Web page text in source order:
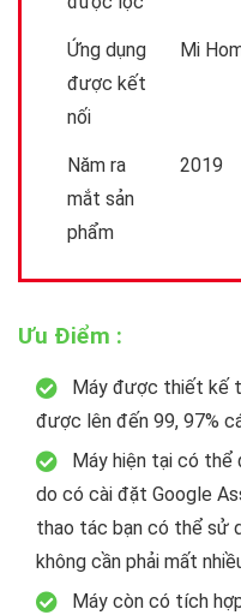
Ứng dụng
được kết
nối
Mi
Năm ra
mắt sản
phẩm
2019
Ưu Điểm :
Máy được thiết kế
được lên đến 99, 97%
Máy hiện tại có thể
do có cài đặt Google
thao tác bạn có thể sử
không cần phải mất
Máy còn có tích